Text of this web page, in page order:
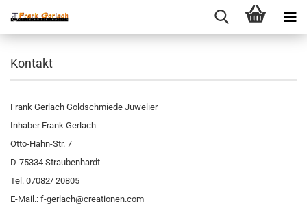
Kontakt
Frank Gerlach Goldschmiede Juwelier
Inhaber Frank Gerlach
Otto-Hahn-Str. 7
D-75334 Straubenhardt
Tel. 07082/ 20805
E-Mail.: f-gerlach@creationen.com